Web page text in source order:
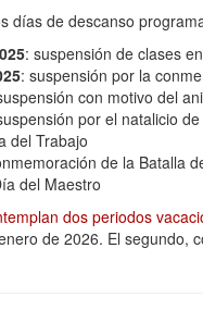
días de descanso
: suspensión de clases
: suspensión por la
con motivo del
por el natalicio
del Trabajo
de la Batalla
del Maestro
dos periodos
de 2026. El segundo,